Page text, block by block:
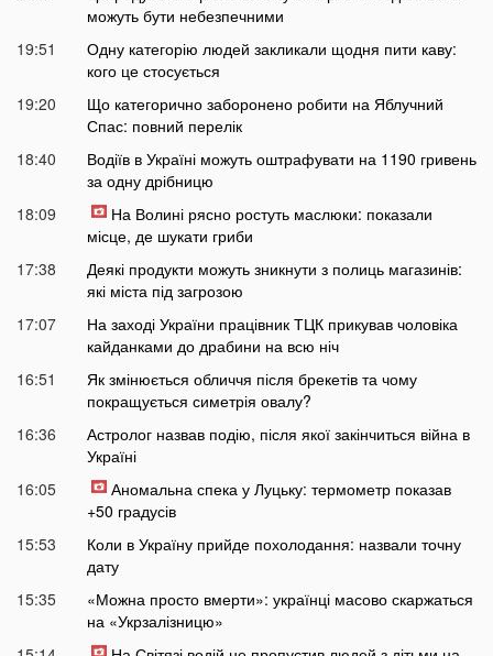
можуть бути небезпечними
19:51
Одну категорію людей закликали щодня пити каву:
кого це стосується
19:20
Що категорично заборонено робити на Яблучний
Спас: повний перелік
18:40
Водіїв в Україні можуть оштрафувати на 1190 гривень
за одну дрібницю
18:09
На Волині рясно ростуть маслюки: показали
місце, де шукати гриби
17:38
Деякі продукти можуть зникнути з полиць магазинів:
які міста під загрозою
17:07
На заході України працівник ТЦК прикував чоловіка
кайданками до драбини на всю ніч
16:51
Як змінюється обличчя після брекетів та чому
покращується симетрія овалу?
16:36
Астролог назвав подію, після якої закінчиться війна в
Україні
16:05
Аномальна спека у Луцьку: термометр показав
+50 градусів
15:53
Коли в Україну прийде похолодання: назвали точну
дату
15:35
«Можна просто вмерти»: українці масово скаржаться
на «Укрзалізницю»